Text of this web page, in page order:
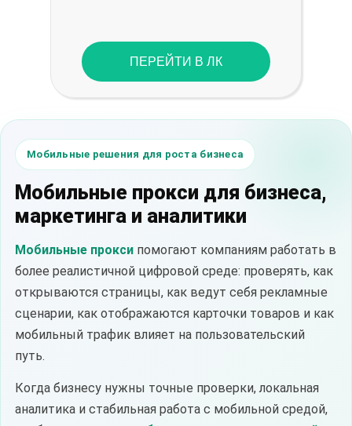
ПЕРЕЙТИ В ЛК
Мобильные решения для роста бизнеса
Мобильные прокси для бизнеса,
маркетинга и аналитики
Мобильные прокси помогают компаниям работать в
более реалистичной цифровой среде: проверять, как
открываются страницы, как ведут себя рекламные
сценарии, как отображаются карточки товаров и как
мобильный трафик влияет на пользовательский
путь.
Когда бизнесу нужны точные проверки, локальная
аналитика и стабильная работа с мобильной средой,